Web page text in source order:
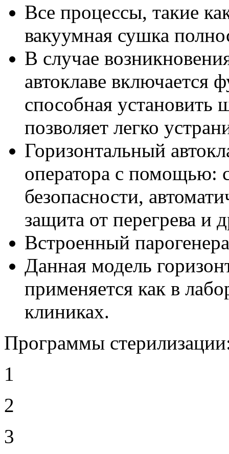
Все процессы, такие
вакуумная сушка
В случае
автоклаве включается
способная установить
позволяет легко
Горизонтальный
оператора с помощью:
безопасности,
защита от перегрева и
Встроенный
Данная модель
применяется как в
клиниках.
Программы
1
2
3